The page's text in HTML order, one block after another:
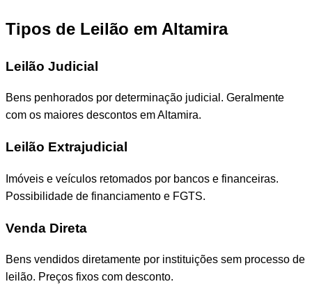
Tipos de Leilão em Altamira
Leilão Judicial
Bens penhorados por determinação judicial. Geralmente
com os maiores descontos em Altamira.
Leilão Extrajudicial
Imóveis e veículos retomados por bancos e financeiras.
Possibilidade de financiamento e FGTS.
Venda Direta
Bens vendidos diretamente por instituições sem processo de
leilão. Preços fixos com desconto.